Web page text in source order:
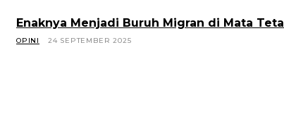
Enaknya Menjadi Buruh Migran di Mata
OPINI 24 SEPTEMBER 2025